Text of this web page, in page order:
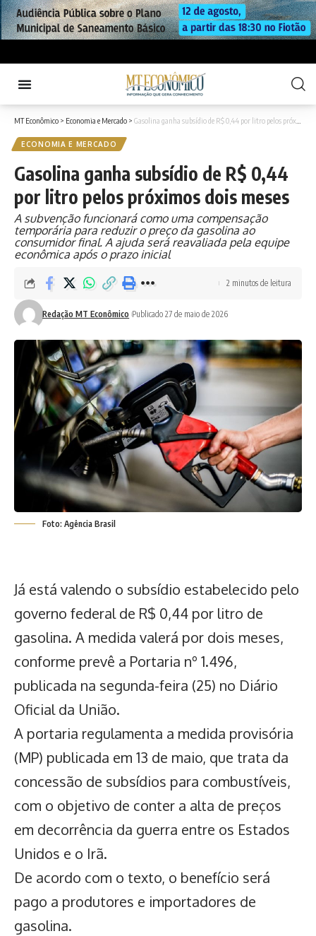
MT Econômico > Economia e Mercado > Gasolina ganha subsídio de R$ 0,44 por litro pelos próximos dois meses
ECONOMIA E MERCADO
Gasolina ganha subsídio de R$ 0,44
por litro pelos próximos dois meses
A subvenção funcionará como uma compensação
temporária para reduzir o preço da gasolina ao
consumidor final. A ajuda será reavaliada pela equipe
econômica após o prazo inicial
Redação MT Econômico Publicado 27 de maio de 2026
2 minutos de leitura
Foto: Agência Brasil
Já está valendo o subsídio estabelecido pelo
governo federal de R$ 0,44 por litro de
gasolina. A medida valerá por dois meses,
conforme prevê a Portaria nº 1.496,
publicada na segunda-feira (25) no Diário
Oficial da União.
A portaria regulamenta a medida provisória
(MP) publicada em 13 de maio, que trata da
concessão de subsídios para combustíveis,
com o objetivo de conter a alta de preços
em decorrência da guerra entre os Estados
Unidos e o Irã.
De acordo com o texto, o benefício será
pago a produtores e importadores de
gasolina.